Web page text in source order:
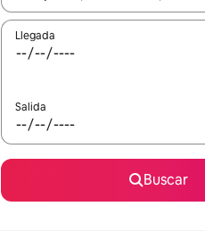
Llegada
Salida
Buscar